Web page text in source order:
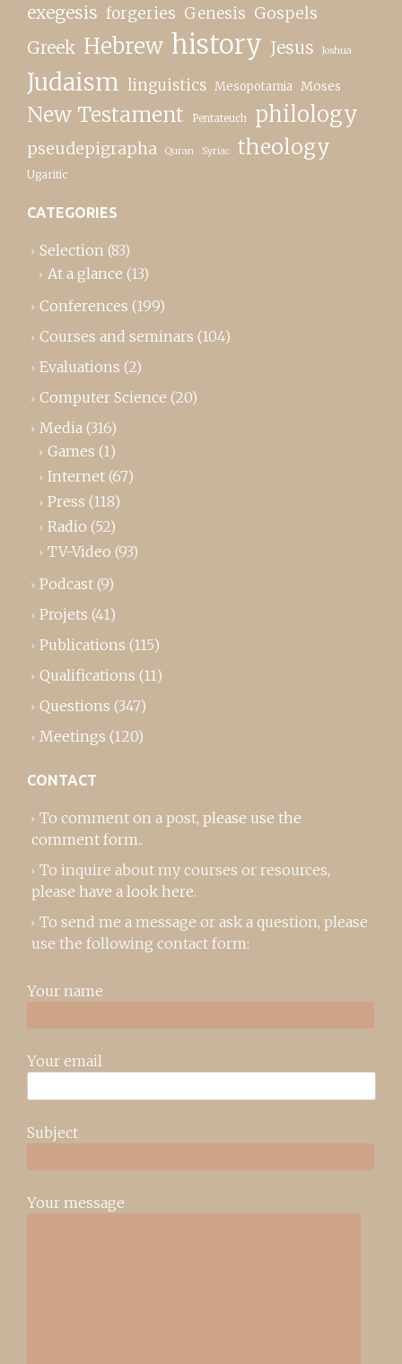
exegesis forgeries Genesis Gospels
Greek Hebrew history Jesus Joshua
Judaism linguistics Mesopotamia Moses
New Testament Pentateuch philology
pseudepigrapha Quran Syriac theology
Ugaritic
CATEGORIES
Selection (83)
At a glance (13)
Conferences (199)
Courses and seminars (104)
Evaluations (2)
Computer Science (20)
Media (316)
Games (1)
Internet (67)
Press (118)
Radio (52)
TV-Video (93)
Podcast (9)
Projets (41)
Publications (115)
Qualifications (11)
Questions (347)
Meetings (120)
CONTACT
To comment on a post, please use the
comment form..
To inquire about my courses or resources,
please have a look here.
To send me a message or ask a question, please
use the following contact form:
Your name
Your email
Subject
Your message